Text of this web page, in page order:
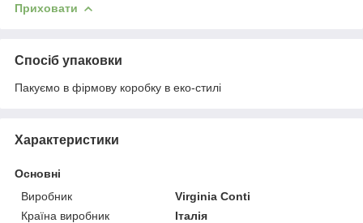
Приховати
Спосіб упаковки
Пакуємо в фірмову коробку в еко-стилі
Характеристики
Основні
Виробник
Virginia Conti
Країна виробник
Італія